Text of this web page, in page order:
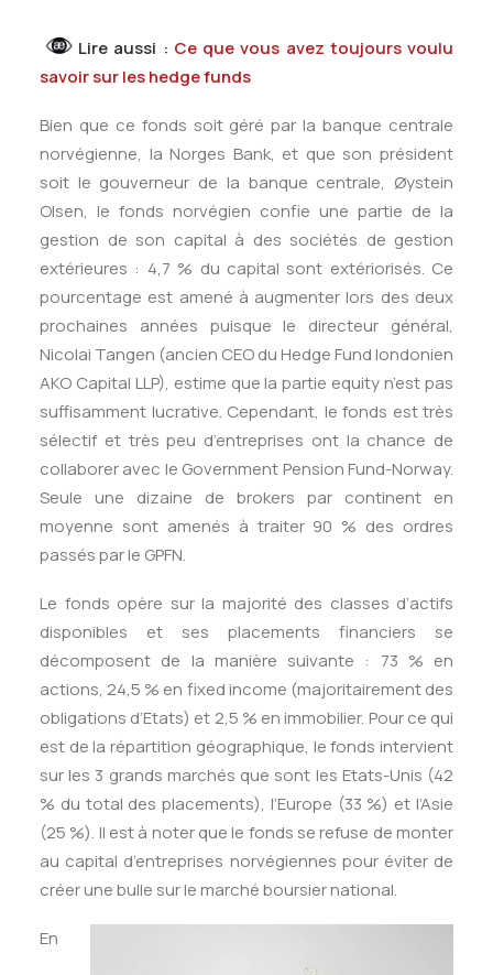
Lire aussi : Ce que vous avez toujours voulu
savoir sur les hedge funds
Bien que ce fonds soit géré par la banque centrale
norvégienne, la Norges Bank, et que son président
soit le gouverneur de la banque centrale, Øystein
Olsen, le fonds norvégien confie une partie de la
gestion de son capital à des sociétés de gestion
extérieures : 4,7 % du capital sont extériorisés. Ce
pourcentage est amené à augmenter lors des deux
prochaines années puisque le directeur général,
Nicolai Tangen (ancien CEO du Hedge Fund londonien
AKO Capital LLP), estime que la partie equity n’est pas
suffisamment lucrative. Cependant, le fonds est très
sélectif et très peu d’entreprises ont la chance de
collaborer avec le Government Pension Fund-Norway.
Seule une dizaine de brokers par continent en
moyenne sont amenés à traiter 90 % des ordres
passés par le GPFN.
Le fonds opère sur la majorité des classes d’actifs
disponibles et ses placements financiers se
décomposent de la manière suivante : 73 % en
actions, 24,5 % en fixed income (majoritairement des
obligations d’Etats) et 2,5 % en immobilier. Pour ce qui
est de la répartition géographique, le fonds intervient
sur les 3 grands marchés que sont les Etats-Unis (42
% du total des placements), l’Europe (33 %) et l’Asie
(25 %). Il est à noter que le fonds se refuse de monter
au capital d’entreprises norvégiennes pour éviter de
créer une bulle sur le marché boursier national.
En